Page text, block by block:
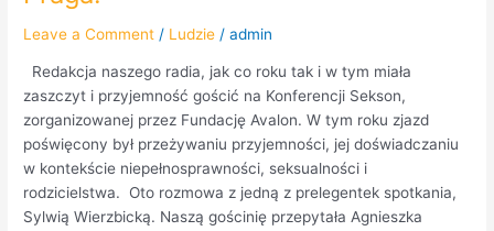
Leave a Comment / Ludzie /admin
Redakcja naszego radia, jak co roku tak i w tym miała
zaszczyt i przyjemność gościć na Konferencji Sekson,
zorganizowanej przez Fundację Avalon. W tym roku zjazd
poświęcony był przeżywaniu przyjemności, jej doświadczaniu
w kontekście niepełnosprawności, seksualności i
rodzicielstwa. Oto rozmowa z jedną z prelegentek spotkania,
Sylwią Wierzbicką. Naszą gościnię przepytała Agnieszka